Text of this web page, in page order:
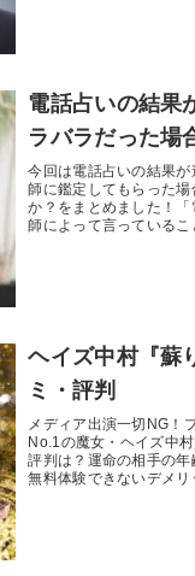
電話占いの結果
ラバラだった場
今回は電話占いの結果
師に鑑定してもらった
か？をまとめました！
師によって言っている
ヘイズ中村『蘇
ミ・評判
メディア出演一切NG！
No.1の魔女・ヘイズ中
評判は？運命の相手の
無料体験できないデメ